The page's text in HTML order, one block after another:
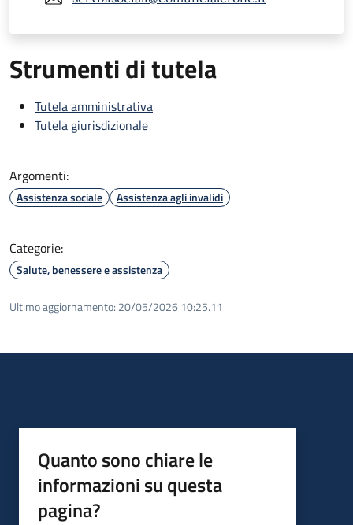
Strumenti di tutela
Tutela amministrativa
Tutela giurisdizionale
Argomenti:
Assistenza sociale Assistenza agli invalidi
Categorie:
Salute, benessere e assistenza
Ultimo aggiornamento: 20/05/2026 10:25.11
Quanto sono chiare le
informazioni su questa
pagina?